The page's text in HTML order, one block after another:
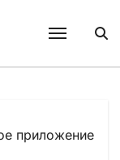
приложение